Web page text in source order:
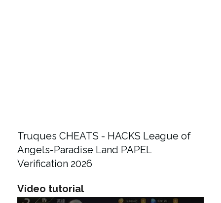
Truques CHEATS - HACKS League of
Angels-Paradise Land PAPEL
Verification 2026
Vídeo tutorial